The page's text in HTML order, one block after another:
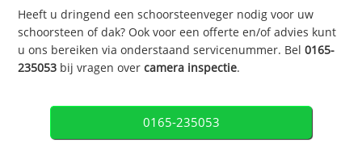
Heeft u dringend een schoorsteenveger nodig voor uw
schoorsteen of dak? Ook voor een offerte en/of advies kunt
u ons bereiken via onderstaand servicenummer. Bel0165-
235053 bij vragen overcamera inspectie.
0165-235053